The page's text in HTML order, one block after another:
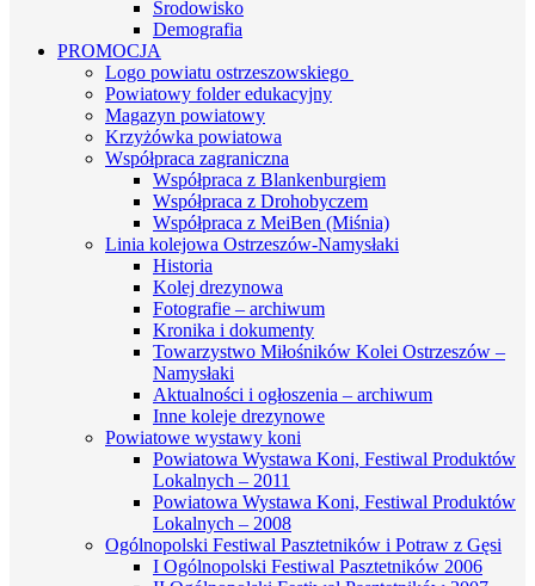
Środowisko
Demografia
PROMOCJA
Logo powiatu ostrzeszowskiego
Powiatowy folder edukacyjny
Magazyn powiatowy
Krzyżówka powiatowa
Współpraca zagraniczna
Współpraca z Blankenburgiem
Współpraca z Drohobyczem
Współpraca z MeiBen (Miśnia)
Linia kolejowa Ostrzeszów-Namysłaki
Historia
Kolej drezynowa
Fotografie – archiwum
Kronika i dokumenty
Towarzystwo Miłośników Kolei Ostrzeszów –
Namysłaki
Aktualności i ogłoszenia – archiwum
Inne koleje drezynowe
Powiatowe wystawy koni
Powiatowa Wystawa Koni, Festiwal Produktów
Lokalnych – 2011
Powiatowa Wystawa Koni, Festiwal Produktów
Lokalnych – 2008
Ogólnopolski Festiwal Pasztetników i Potraw z Gęsi
I Ogólnopolski Festiwal Pasztetników 2006